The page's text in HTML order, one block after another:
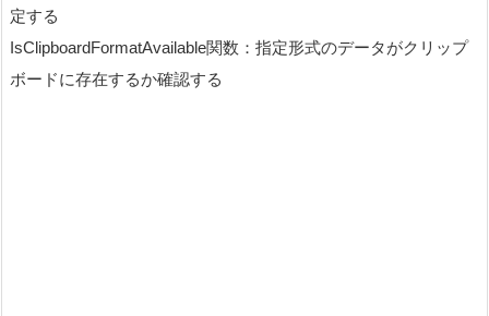
定する
IsClipboardFormatAvailable関数：指定形式のデータがクリップ
ボードに存在するか確認する